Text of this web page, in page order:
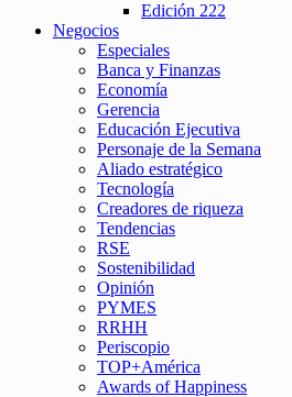
Edición 222
Negocios
Especiales
Banca y Finanzas
Economía
Gerencia
Educación Ejecutiva
Personaje de la Semana
Aliado estratégico
Tecnología
Creadores de riqueza
Tendencias
RSE
Sostenibilidad
Opinión
PYMES
RRHH
Periscopio
TOP+América
Awards of Happiness